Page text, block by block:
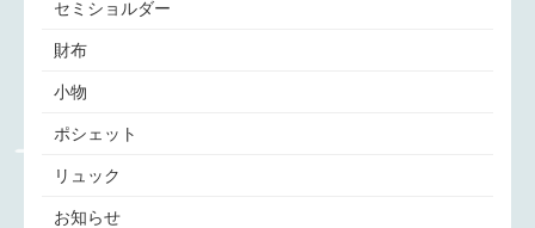
セミショルダー
財布
小物
ポシェット
リュック
お知らせ